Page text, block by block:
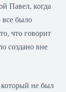
Павел, когда
все было
что говорит
создано вне
не был